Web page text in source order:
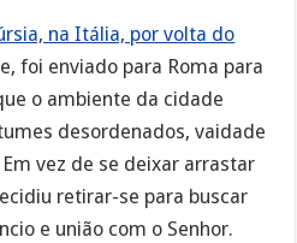
na Itália, por volta do
foi enviado para Roma para
o ambiente da cidade
desordenados, vaidade
Em vez de se deixar arrastar
retirar-se para buscar
e união com o Senhor.